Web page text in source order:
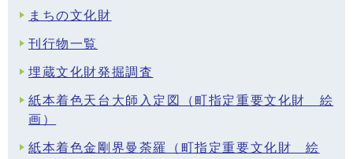
まちの文化財
刊行物一覧
埋蔵文化財発掘調査
紙本着色天台大師入定図（町指定重要文化財 絵
画）
紙本着色金剛界曼荼羅（町指定重要文化財 絵